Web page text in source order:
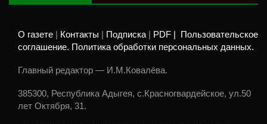
О газете Контакты Подписка| PDF |
Пользовательское
соглашение. Политика обработки персональных данных.
Главный редактор — И.М.Ковалёва.
385300, Республика Адыгея, с.Красногвардейское, ул.50
лет Октября, 31.